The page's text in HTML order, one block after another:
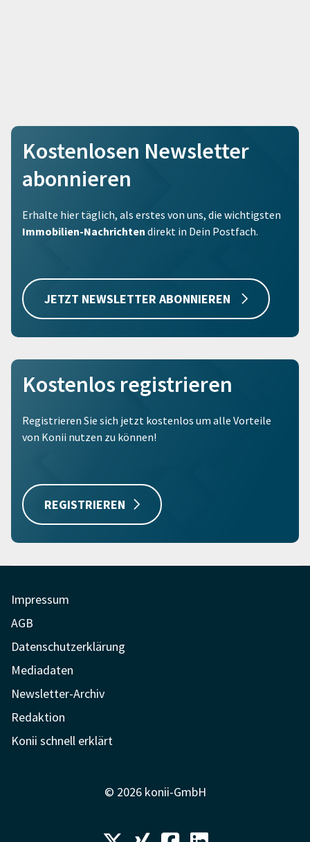
Kostenlosen Newsletter
abonnieren
Erhalte hier täglich, als erstes von uns, die wichtigsten
Immobilien-Nachrichten direkt in Dein Postfach.
JETZT NEWSLETTER ABONNIEREN
Kostenlos registrieren
Registrieren Sie sich jetzt kostenlos um alle Vorteile
von Konii nutzen zu können!
REGISTRIEREN
Impressum
AGB
Datenschutzerklärung
Mediadaten
Newsletter-Archiv
Redaktion
Konii schnell erklärt
© 2026 konii-GmbH